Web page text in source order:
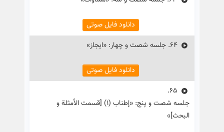
دانلود فایل صوتی
64. جلسه شصت و چهار: «ایجاز»
دانلود فایل صوتی
65.
جلسه شصت و پنج: «إطناب (۱) [قسمت الأمثلة و
البحث]»